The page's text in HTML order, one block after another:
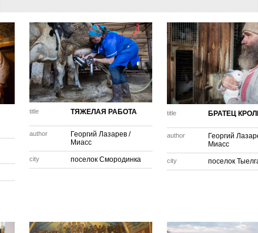
title ТЯЖЕЛАЯ РАБОТА
author Георгий Лазарев /
Миасс
city поселок Смородинка
title БРАТЕЦ
author Георгий
Миасс
city поселок